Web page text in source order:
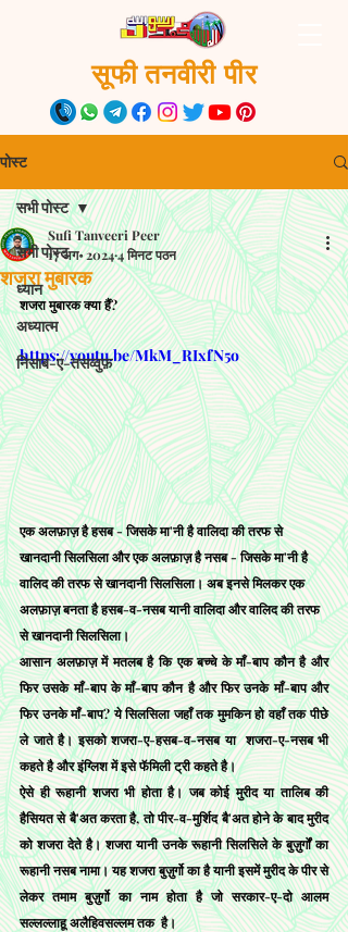
सूफी तनवीरी पीर
पोस्ट
सभी पोस्ट
ध्यान
अध्यात्म
निसाब-ए-तसव्वुफ़
सभी पोस्ट
शजरा मुबारक
Sufi Tanveeri Peer
17 अग॰ 20244 मिनट पठन
शजरा मुबारक क्या हैं?
https://youtu.be/MkM_RIxfN5o
एक अलफ़ाज़ है हसब - जिसके मा'नी है वालिदा की तरफ से
खानदानी सिलसिला और एक अलफ़ाज़ है नसब - जिसके मा'नी है
वालिद की तरफ से खानदानी सिलसिला। अब इनसे मिलकर एक
अलफ़ाज़ बनता है हसब-व-नसब यानी वालिदा और वालिद की तरफ
से खानदानी सिलसिला।
आसान अलफ़ाज़ में मतलब है कि एक बच्चे के माँ-बाप कौन है और
फिर उसके माँ-बाप के माँ-बाप कौन है और फिर उनके माँ-बाप और
फिर उनके माँ-बाप? ये सिलसिला जहाँ तक मुमकिन हो वहाँ तक पीछे
ले जाते है। इसको शजरा-ए-हसब-व-नसब या  शजरा-ए-नसब भी
कहते है और इंग्लिश में इसे फॅमिली ट्री कहते है।
ऐसे ही रूहानी शजरा भी होता है। जब कोई मुरीद या तालिब की
हैसियत से बै'अत करता है, तो पीर-व-मुर्शिद बै'अत होने के बाद मुरीद
को शजरा देते है। शजरा यानी उनके रूहानी सिलसिले के बुज़ुर्गों का
रूहानी नसब नामा। यह शजरा बुज़ुर्गो का है यानी इसमें मुरीद के पीर से
लेकर तमाम बुज़ुर्गो का नाम होता है जो सरकार-ए-दो आलम
सल्लल्लाहू अलैहिवसल्लम तक  है।